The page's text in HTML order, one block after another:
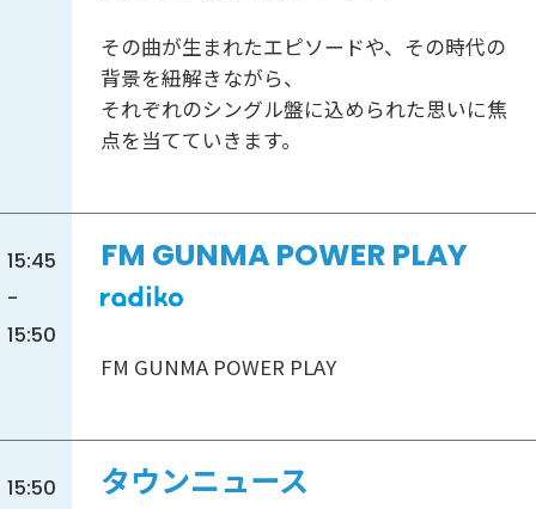
その曲が生まれたエピソードや、その時代の
背景を紐解きながら、
それぞれのシングル盤に込められた思いに焦
点を当てていきます。
15:45
-
15:50
FM GUNMA POWER PLAY
FM GUNMA POWER PLAY
15:50
タウンニュース